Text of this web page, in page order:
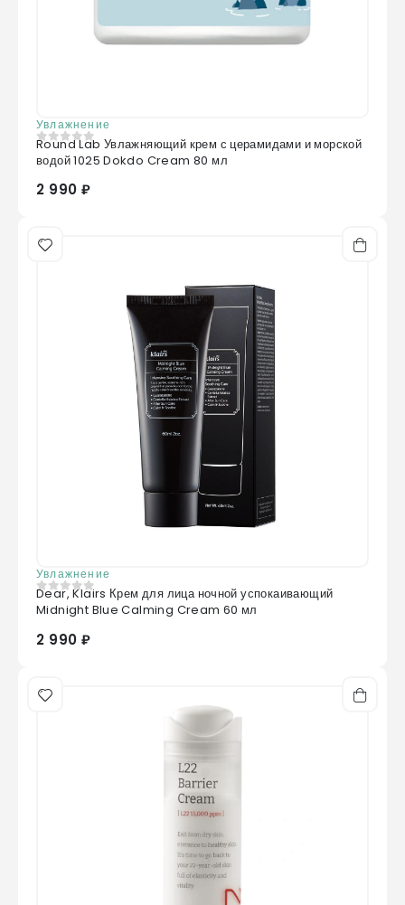
Увлажнение
0из 5
Round Lab Увлажняющий крем с церамидами и морской
водой 1025 Dokdo Cream 80 мл
2 990 ₽
Увлажнение
0 из 5
Dear, Klairs Крем для лица ночной успокаивающий
Midnight Blue Calming Cream 60 мл
2 990 ₽